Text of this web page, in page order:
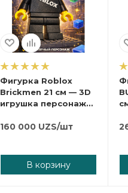
Фигурка Roblox
Brickmen 21 см — 3D
игрушка персонажа,
модель
160 000 UZS/шт
В корзину